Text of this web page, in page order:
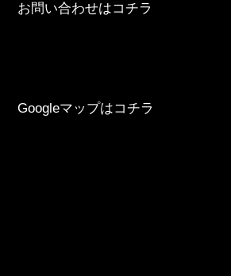
お問い合わせはコチラ
Googleマップはコチラ